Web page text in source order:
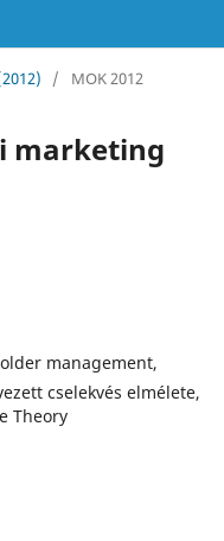
/ MOK 2012
marketing
management,
cselekvés elmélete,
Theory